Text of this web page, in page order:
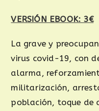
VERSIÓN EBOOK: 3€
La grave y
virus covid-19, con
alarma,
militarización,
población, toque de